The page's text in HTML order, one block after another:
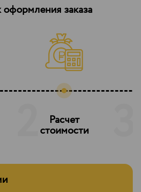
заказа
Расчет
стоимости